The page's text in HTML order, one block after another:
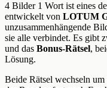
4 Bilder 1 Wort ist eines
entwickelt von LOTUM
unzusammenhängende
sie alle verbindet. Es gibt
und das Bonus-Rätsel,
Lösung.
Beide Rätsel wechseln